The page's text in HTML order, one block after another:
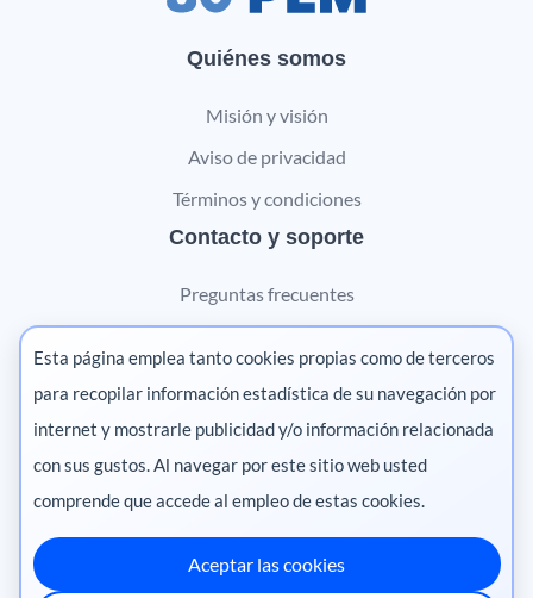
Quiénes somos
Misión y visión
Aviso de privacidad
Términos y condiciones
Contacto y soporte
Preguntas frecuentes
Contáctanos
Marketing digital
Pharma
México
·
Esta página emplea tanto cookies propias como de terceros
para recopilar información estadística de su navegación por
internet y mostrarle publicidad y/o información relacionada
con sus gustos. Al navegar por este sitio web usted
comprende que accede al empleo de estas cookies.
Aceptar las cookies